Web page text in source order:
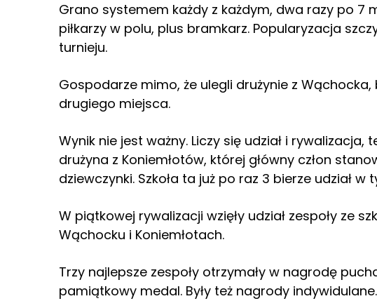
Grano systemem każdy z każdym, dwa razy po 7
piłkarzy w polu, plus bramkarz. Popularyzacja
turnieju.
Gospodarze mimo, że ulegli drużynie z
drugiego miejsca.
Wynik nie jest ważny. Liczy się udział i
drużyna z Koniemłotów, której główny człon
dziewczynki. Szkoła ta już po raz 3 bierze udział w
W piątkowej rywalizacji wzięły udział zespoły ze
Wąchocku i Koniemłotach.
Trzy najlepsze zespoły otrzymały w nagrodę
pamiątkowy medal. Były też nagrody indywidulane.